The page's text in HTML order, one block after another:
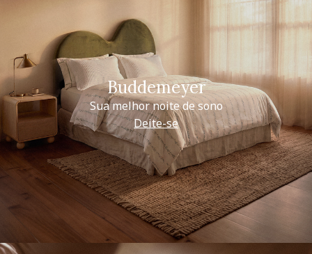
Buddemeyer
Sua melhor noite de sono
Deite-se